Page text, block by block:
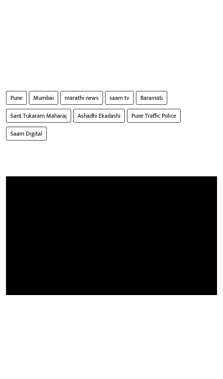
Pune Mumbai marathi news saam tv
Baramati
Sant Tukaram Maharaj
Ashadhi Ekadashi
Pune Traffic Police
Saam Digital